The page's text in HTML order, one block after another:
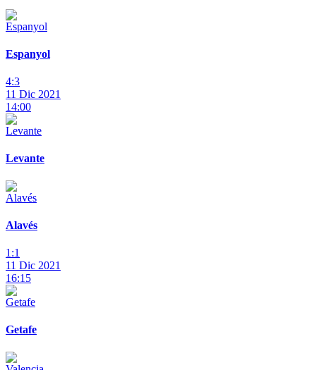
Espanyol
4:3
11 Dic 2021
14:00
Levante
Alavés
1:1
11 Dic 2021
16:15
Getafe